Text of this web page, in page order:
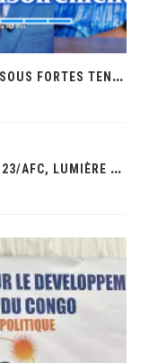
F
ECOFA : UN PROCESSUS ÉLECTORAL SOUS FORTES TENSIONS ET ACCUSATIONS DE FAVORITISME
‎
FOURNISSEUSE DES UNIFORMES AU M23/AFC, LUMIÈRE MAUWA OCÉAN DANS LES VISEURS DES SERVICES DE SÉCURITÉ DE LA RDC‎